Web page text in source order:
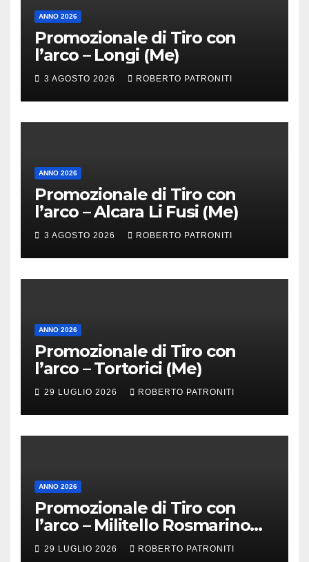
ANNO 2026
Promozionale di Tiro con
l’arco – Longi (Me)
3 AGOSTO 2026 ROBERTO PATRONITI
ANNO 2026
Promozionale di Tiro con
l’arco – Alcara Li Fusi (Me)
3 AGOSTO 2026 ROBERTO PATRONITI
ANNO 2026
Promozionale di Tiro con
l’arco – Tortorici (Me)
29 LUGLIO 2026 ROBERTO PATRONITI
ANNO 2026
Promozionale di Tiro con
l’arco – Militello Rosmarino
(Me)
29 LUGLIO 2026 ROBERTO PATRONITI